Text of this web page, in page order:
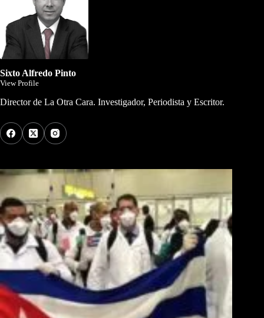
Sixto Alfredo Pinto
View Profile
Director de La Otra Cara. Investigador, Periodista y Escritor.